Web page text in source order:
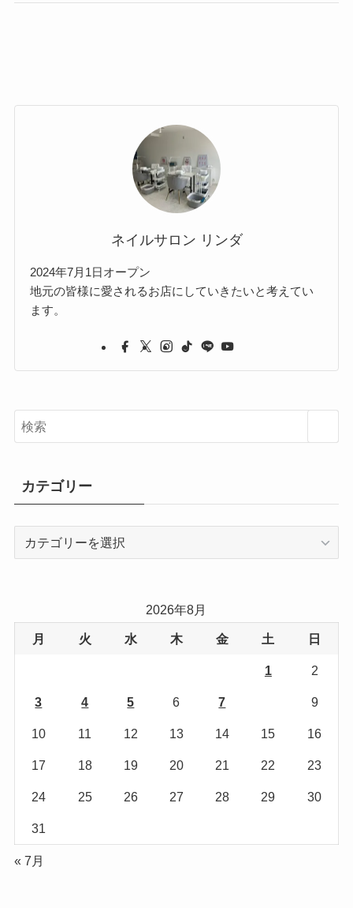
ネイルサロン リンダ
2024年7月1日オープン
地元の皆様に愛されるお店にしていきたいと考えてい
ます。
カテゴリー
2026年8月
月 火 水 木 金 土 日
1 2
3 4 5 6 7 9
10 11 12 13 14 15 16
17 18 19 20 21 22 23
24 25 26 27 28 29 30
31
« 7月